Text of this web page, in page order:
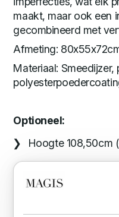
maakt, maar ook een
gecombineerd met
Afmeting:
Materiaal:
Optioneel:
Hoogte 108,50cm